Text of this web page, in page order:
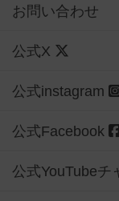
お問い合わせ
公式X
公式instagram
公式Facebook
公式YouTubeチ